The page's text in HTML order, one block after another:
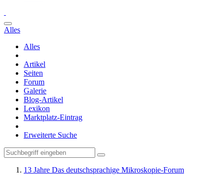
Alles
Alles
Artikel
Seiten
Forum
Galerie
Blog-Artikel
Lexikon
Marktplatz-Eintrag
Erweiterte Suche
13 Jahre Das deutschsprachige Mikroskopie-Forum